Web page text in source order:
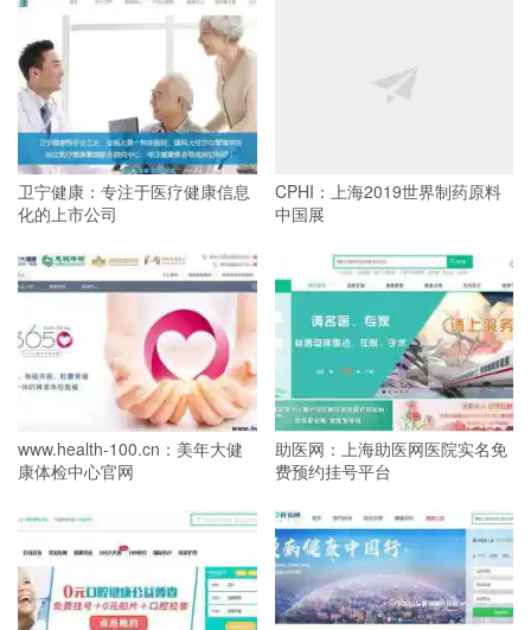
卫宁健康：专注于医疗健康信息
化的上市公司
CPHI：上海2019世界制药原料
中国展
www.health-100.cn：美年大健
康体检中心官网
助医网：上海助医网医院实名免
费预约挂号平台